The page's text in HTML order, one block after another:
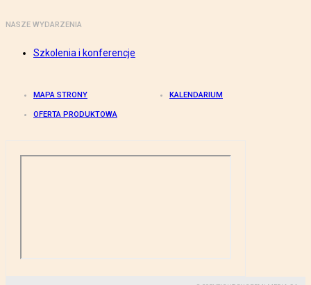
NASZE WYDARZENIA
Szkolenia i konferencje
MAPA STRONY KALENDARIUM
OFERTA PRODUKTOWA